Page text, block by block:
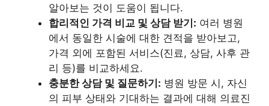
알아보는 것이 도움이 됩니다.
합리적인 가격 비교 및 상담 받기: 여러 병원
에서 동일한 시술에 대한 견적을 받아보고,
가격 외에 포함된 서비스(진료, 상담, 사후 관
리 등)를 비교하세요.
충분한 상담 및 질문하기: 병원 방문 시, 자신
의 피부 상태와 기대하는 결과에 대해 의료진